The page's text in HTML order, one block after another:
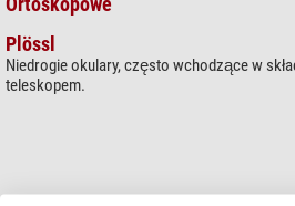
Plössl
Niedrogie okulary, często wchodzące w
teleskopem.